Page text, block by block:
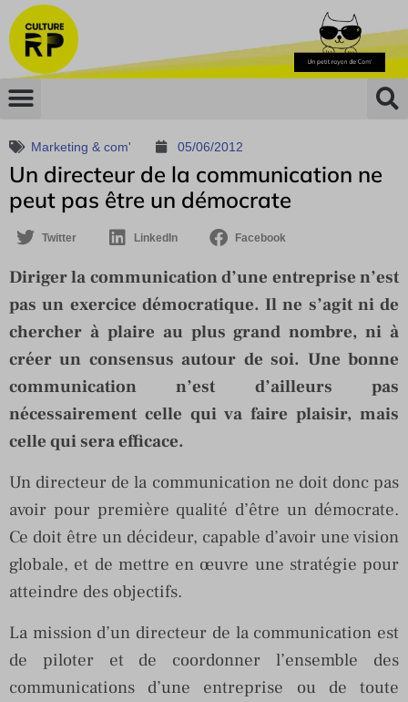
Marketing & com' 05/06/2012
Un directeur de la communication ne
peut pas être un démocrate
Twitter LinkedIn Facebook
Diriger la communication d’une entreprise n’est
pas un exercice démocratique. Il ne s’agit ni de
chercher à plaire au plus grand nombre, ni à
créer un consensus autour de soi. Une bonne
communication n’est d’ailleurs pas
nécessairement celle qui va faire plaisir, mais
celle qui sera efficace.
Un directeur de la communication ne doit donc pas
avoir pour première qualité d’être un démocrate.
Ce doit être un décideur, capable d’avoir une vision
globale, et de mettre en œuvre une stratégie pour
atteindre des objectifs.
La mission d’un directeur de la communication est
de piloter et de coordonner l’ensemble des
communications d’une entreprise ou de toute